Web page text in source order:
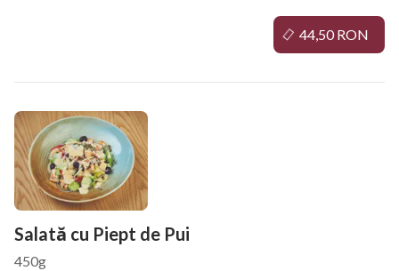
Salată cu Piept de Pui
450g